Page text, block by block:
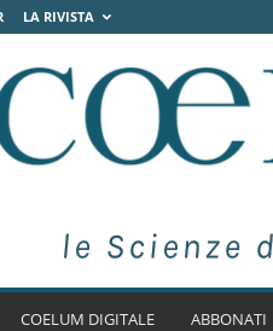
LA RIVISTA
COELUM DIGITALE ABBONATI